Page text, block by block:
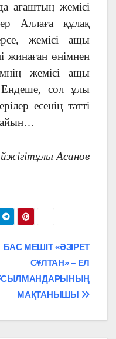
ағаштың жемісі
Аллаға құлақ
жемісі ащы
жинаған өнімнен
жемісі ащы
Ендеше, сол ұлы
есенің тәтті
Асанов
БАС МЕШІТ «ӘЗІРЕТ
СҰЛТАН» – ЕЛ
МАҚТАНЫШЫ